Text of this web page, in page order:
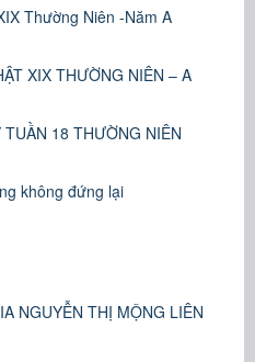
Thường Niên -Năm A
XIX THƯỜNG NIÊN – A
18 THƯỜNG NIÊN
không đứng lại
NGUYỄN THỊ MỘNG LIÊN